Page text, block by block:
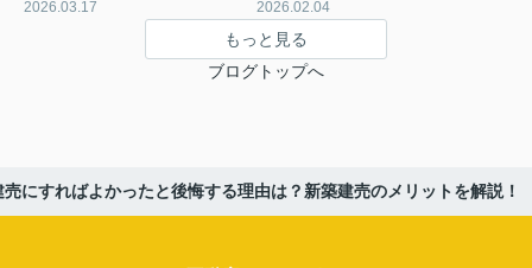
2026.03.17 2026.02.04
もっと見る
ブログトップへ
売にすればよかったと後悔する理由は？新築建売のメリットを解説！